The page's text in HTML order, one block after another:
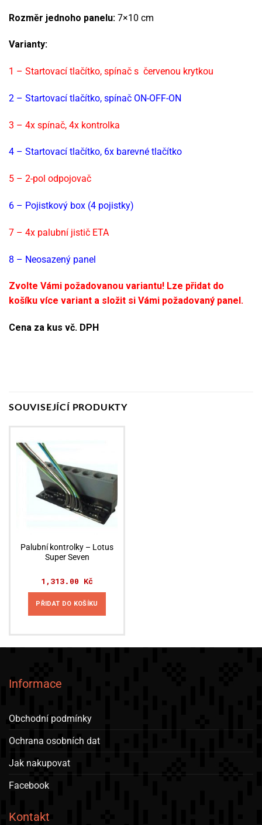
Rozměr jednoho panelu: 7×10 cm
Varianty:
1 – Startovací tlačítko, spínač s červenou krytkou
2 – Startovací tlačítko, spínač ON-OFF-ON
3 – 4x spínač, 4x kontrolka
4 – Startovací tlačítko, 6x barevné tlačítko
5 – 2-pol odpojovač
6 – Pojistkový box (4 pojistky)
7 – 4x palubní jistič ETA
8 – Neosazený panel
Zvolte Vámi požadovanou variantu! Lze přidat do
košíku více variant a složit si Vámi požadovaný panel.
Cena za kus vč. DPH
SOUVISEJÍCÍ PRODUKTY
Palubní kontrolky – Lotus
Super Seven
1,313.00 Kč
PŘIDAT DO KOŠÍKU
Informace
Obchodní podmínky
Ochrana osobních dat
Jak nakupovat
Facebook
Kontakt